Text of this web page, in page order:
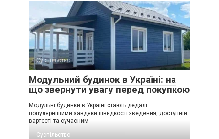
Суспільство
Модульний будинок в Україні: на
що звернути увагу перед покупкою
Модульні будинки в Україні стають дедалі
популярнішими завдяки швидкості зведення, доступній
вартості та сучасним
Суспільство